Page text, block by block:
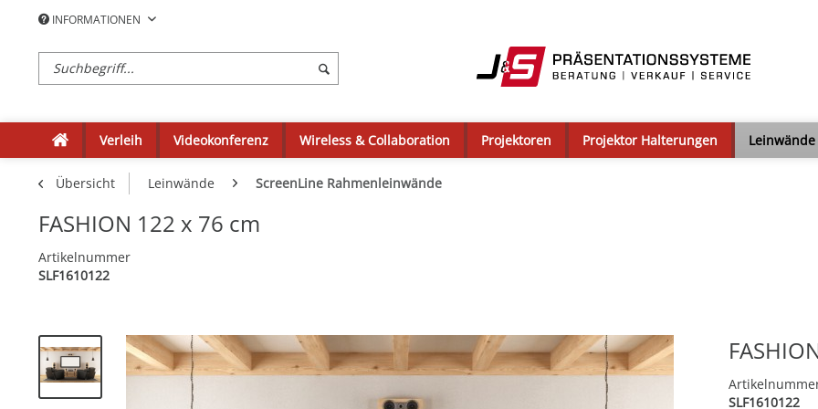
INFORMATIONEN
Verleih Videokonferenz Wireless & Collaboration Projektoren Projektor Halterungen Leinwände
Übersicht Leinwände ScreenLine Rahmenleinwände
FASHION 122 x 76 cm
Artikelnummer
SLF1610122
SLF1610122